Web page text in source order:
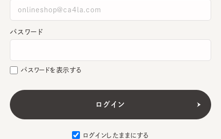
パスワード
パスワードを表示する
ログインしたままにする